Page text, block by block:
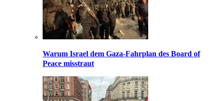
Warum Israel dem Gaza-Fahrplan des Board of
Peace misstraut